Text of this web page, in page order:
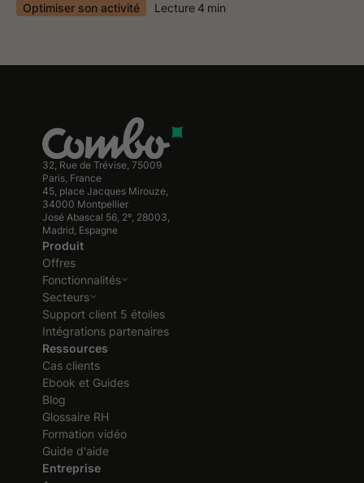
Optimiser son activité Lecture 4 min
32, Rue de Trévise, 75009
Paris, France
45, place Jacques Mirouze,
34000 Montpellier
José Abascal 56, 2º, 28003,
Madrid, Espagne
Produit
Offres
Fonctionnalités
Secteurs
Support client 5 étoiles
Intégrations partenaires
Ressources
Cas clients
Ebook et Guides
Blog
Glossaire RH
Formation vidéo
Guide d'aide
Entreprise